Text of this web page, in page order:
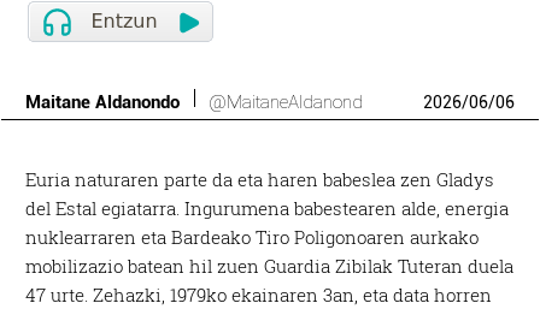
Maitane Aldanondo @MaitaneAldanond 2026/06/06
Euria naturaren parte da eta haren babeslea zen Gladys
del Estal egiatarra. Ingurumena babestearen alde, energia
nuklearraren eta Bardeako Tiro Poligonoaren aurkako
mobilizazio batean hil zuen Guardia Zibilak Tuteran duela
47 urte. Zehazki, 1979ko ekainaren 3an, eta data horren